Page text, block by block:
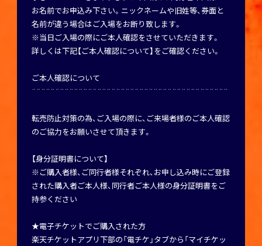
お名前でお申込み下さい。ニックネームや旧姓等、券面と
名前が違う場合はご入場をお断り致します。
※当日ご入場の際にご本人確認をさせていただきます。
詳しくは下記【ご本人確認について】をご確認ください。
ご本人確認について
¨¨¨¨¨¨¨¨¨¨¨¨¨¨¨¨¨¨¨¨¨¨¨¨¨¨¨¨¨¨¨¨¨¨¨¨¨¨¨¨¨¨
転売防止対策の為、ご入場の際に、ご来場者様のご本人確認
のご協力をお願いさせて頂きます。
【身分証明書について】
※ご購入者様、ご同行者様それぞれ、お申し込み時にご登録
された購入者ご本人様、同行者ご本人様の身分証明書をご
持参ください
★電子チケットでご購入された方
楽天チケットアプリ下部の「電チケ」タブから「マイチケッ